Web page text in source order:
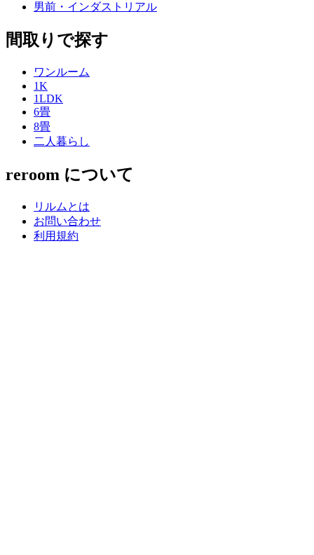
男前・インダストリアル
間取りで探す
ワンルーム
1K
1LDK
6畳
8畳
二人暮らし
reroom について
リルムとは
お問い合わせ
利用規約